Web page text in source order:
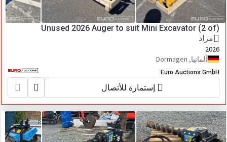
Unused 2026 Auger to suit Mini Excavator (2 of)
مزاد
2026
ألمانيا, Dormagen
Euro Auctions GmbH
إستمارة للأتصال